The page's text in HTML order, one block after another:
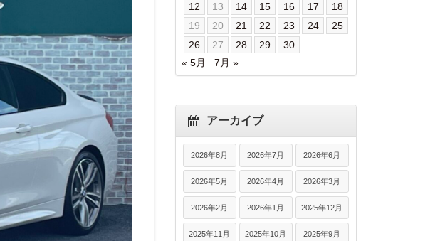
12
13 14 15 16 17
18
19
20 21 22 23 24
25
26
27 28 29
30
« 5月
7月 »
アーカイブ
2026年8月 2026年7月 2026年6月
2026年5月 2026年4月 2026年3月
2026年2月 2026年1月 2025年12月
2025年11月 2025年10月 2025年9月